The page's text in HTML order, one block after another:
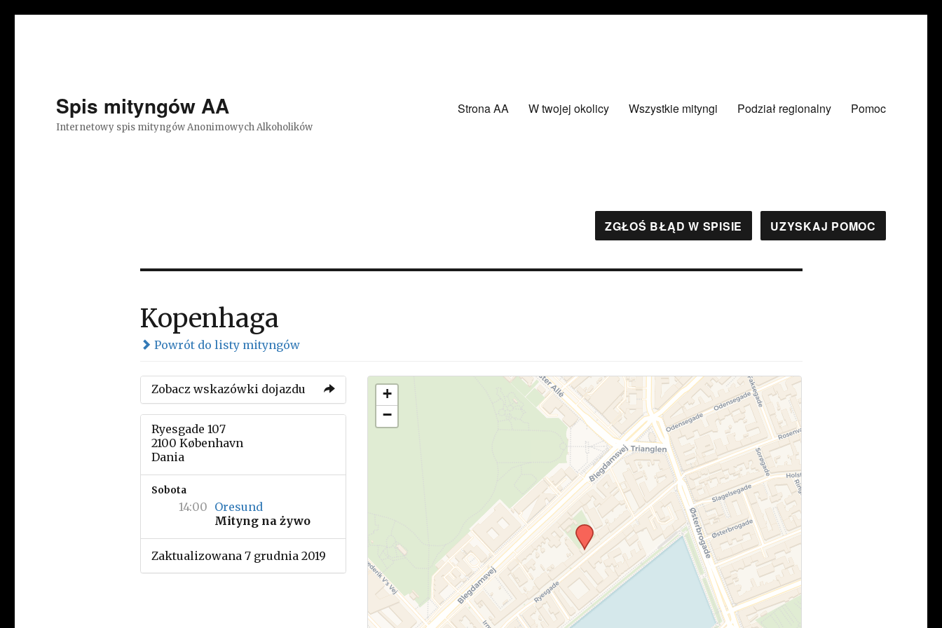
Spis mityngów AA
Internetowy spis mityngów Anonimowych Alkoholików
Strona AA W twojej okolicy Wszystkie mityngi Podział regionalny Pomoc
ZGŁOŚ BŁĄD W SPISIE UZYSKAJ POMOC
Kopenhaga
Powrót do listy mityngów
Zobacz wskazówki dojazdu
Ryesgade 107
2100 København
Dania
Sobota
14:00 Oresund
Mityng na żywo
Zaktualizowana 7 grudnia 2019
+
−